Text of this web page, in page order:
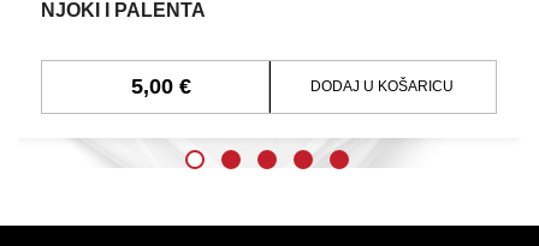
NJOKI I PALENTA
5,00 € DODAJ U KOŠARICU